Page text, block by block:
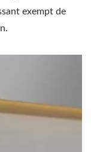
exempt de